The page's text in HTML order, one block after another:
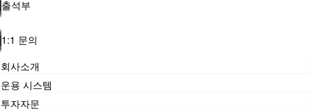
출석부
1:1 문의
회사소개
운용 시스템
투자자문